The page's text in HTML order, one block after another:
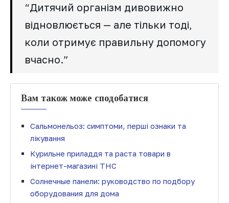
“Дитячий організм дивовижно
відновлюється — але тільки тоді,
коли отримує правильну допомогу
вчасно.”
Вам також може сподобатися
Сальмонельоз: симптоми, перші ознаки та
лікування
Курильне приладдя та раста товари в
інтернет-магазині THC
Солнечные панели: руководство по подбору
оборудования для дома